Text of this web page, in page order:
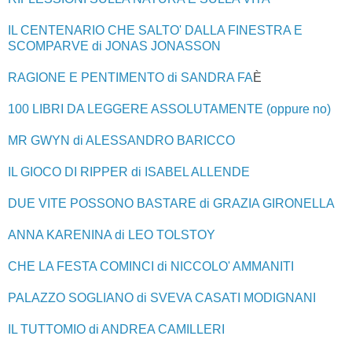
IL CENTENARIO CHE SALTO' DALLA FINESTRA E
SCOMPARVE di JONAS JONASSON
RAGIONE E PENTIMENTO di SANDRA FAÈ
100 LIBRI DA LEGGERE ASSOLUTAMENTE (oppure no)
MR GWYN di ALESSANDRO BARICCO
IL GIOCO DI RIPPER di ISABEL ALLENDE
DUE VITE POSSONO BASTARE di GRAZIA GIRONELLA
ANNA KARENINA di LEO TOLSTOY
CHE LA FESTA COMINCI di NICCOLO' AMMANITI
PALAZZO SOGLIANO di SVEVA CASATI MODIGNANI
IL TUTTOMIO di ANDREA CAMILLERI